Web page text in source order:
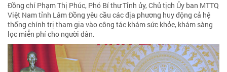
Đồng chí Phạm Thị Phúc, Phó Bí thư Tỉnh ủy, Chủ tịch Ủy ban MTTQ
Việt Nam tỉnh Lâm Đồng yêu cầu các địa phương huy động cả hệ
thống chính trị tham gia vào công tác khám sức khỏe, khám sàng
lọc miễn phí cho người dân.